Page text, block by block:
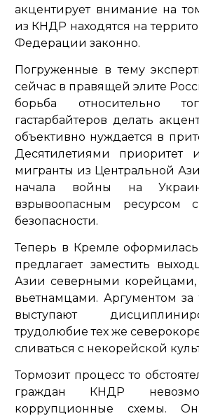
акцентирует внимание на
из КНДР находятся на
Федерации законно.
Погруженные в тему
сейчас в правящей элите
борьба относительно
гастарбайтеров делать
объективно нуждается в
Десятилетиями приоритет
мигранты из Центральной
начала войны на
взрывоопасным ресурсом
безопасности.
Теперь в Кремле оформилась
предлагает заместить
Азии северными
вьетнамцами. Аргументом за
выступают
трудолюбие тех же
сливаться с некорейской
Тормозит процесс то
граждан КНДР
коррупционные схемы.